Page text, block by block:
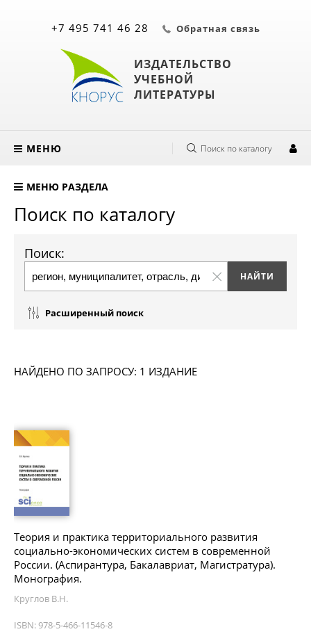
ИЗДАТЕЛЬСТВО
УЧЕБНОЙ
ЛИТЕРАТУРЫ
+7 495 741 46 28 Обратная связь
МЕНЮ Поиск по каталогу
МЕНЮ РАЗДЕЛА
Поиск по каталогу
Поиск:
Расширенный поиск
НАЙДЕНО ПО ЗАПРОСУ: 1 ИЗДАНИЕ
Теория и практика территориального развития
социально-экономических систем в современной
России. (Аспирантура, Бакалавриат, Магистратура).
Монография.
Круглов В.Н.
ISBN: 978-5-466-11546-8